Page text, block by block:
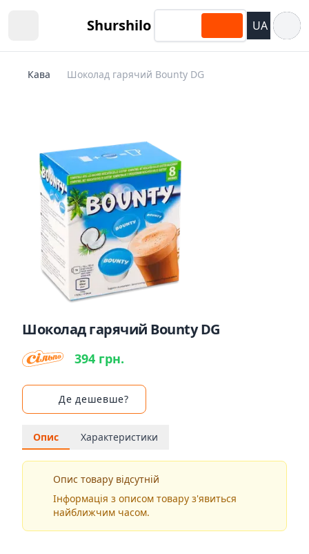
Shurshilo UA
Кава Шоколад гарячий Bounty DG
Шоколад гарячий Bounty DG
394 грн.
Де дешевше?
Опис Характеристики
Опис товару відсутній
Інформація з описом товару з'явиться
найближчим часом.